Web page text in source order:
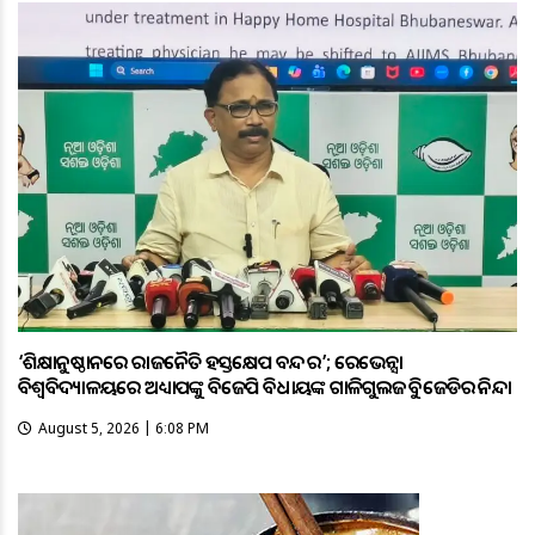
‘ଶିକ୍ଷାନୁଷ୍ଠାନରେ ରାଜନୈତିକ ହସ୍ତକ୍ଷେପ ବନ୍ଦ କର’; ରେଭେନ୍ସା
ବିଶ୍ୱବିଦ୍ୟାଳୟରେ ଅଧ୍ୟାପକଙ୍କୁ ବିଜେପି ବିଧାୟକଙ୍କ ଗାଳିଗୁଲଜକୁ ବିଜେଡିର ନିନ୍ଦା
August 5, 2026 | 6:08 PM